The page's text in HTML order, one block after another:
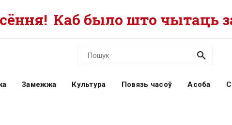
Каб было што чытаць
Замежжа Культура Повязь часоў Асоба